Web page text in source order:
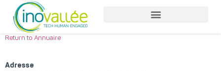
Return to Annuaire
Adresse